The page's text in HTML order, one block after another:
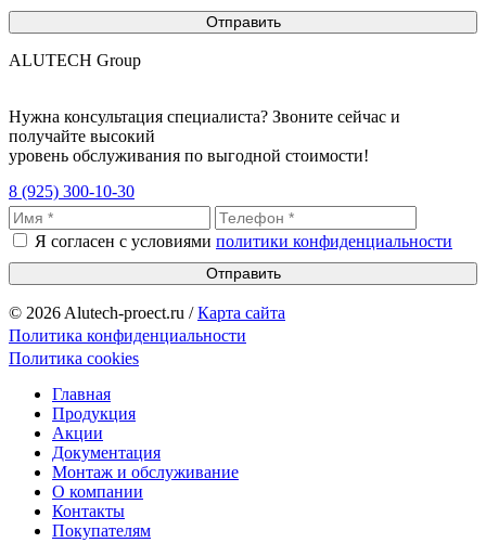
Отправить
ALUTECH Group
Нужна консультация специалиста? Звоните сейчас и
получайте высокий
уровень обслуживания по выгодной стоимости!
8 (925) 300-10-30
Я согласен с условиями политики конфиденциальности
Отправить
© 2026 Alutech-proect.ru /Карта сайта
Политика конфиденциальности
Политика cookies
Главная
Продукция
Акции
Документация
Монтаж и обслуживание
О компании
Контакты
Покупателям